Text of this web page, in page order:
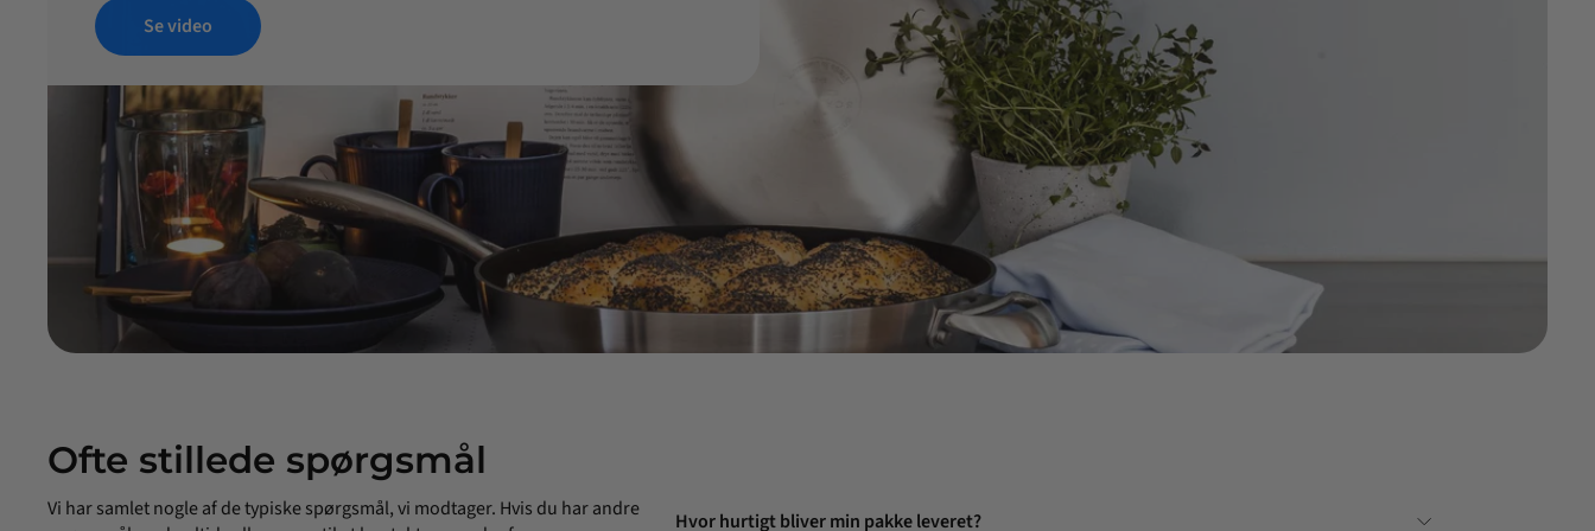
Se video
Ofte stillede spørgsmål
Vi har samlet nogle af de typiske spørgsmål, vi modtager. Hvis du har andre
Hvor hurtigt bliver min pakke leveret?